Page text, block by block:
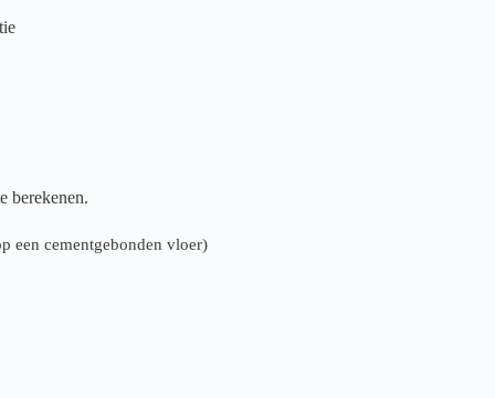
berekenen.
een cementgebonden vloer)